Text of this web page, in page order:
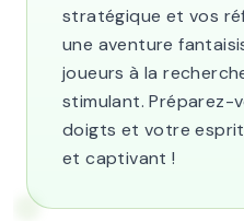
stratégique et vos
une aventure
joueurs à la
stimulant. Préparez-
doigts et votre
et captivant !